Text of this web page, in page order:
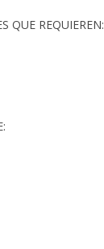
QUE REQUIEREN: